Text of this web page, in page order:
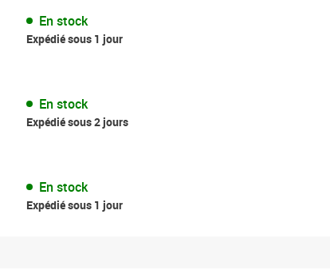
En stock
Expédié sous 1 jour
En stock
Expédié sous 2 jours
En stock
Expédié sous 1 jour